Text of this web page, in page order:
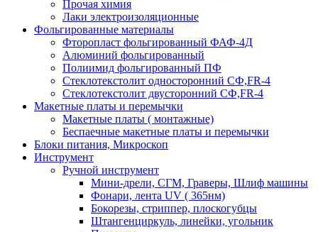
Прочая химия
Лаки электроизоляционные
Фольгированные материалы
Фторопласт фольгированный ФАФ-4Д
Алюминий фольгированный
Полиимид фольгированный ПФ
Стеклотекстолит односторонний CФ,FR-4
Стеклотекстолит двусторонний СФ,FR-4
Макетные платы и перемычки
Макетные платы ( монтажные)
Беспаечные макетные платы и перемычки
Блоки питания, Микроскоп
Инструмент
Ручной инструмент
Мини-дрели, СГМ, Граверы, Шлиф машины
Фонари, лента UV ( 365нм)
Бокорезы, cтриппер, плоскогубцы
Штангенциркуль, линейки, угольник